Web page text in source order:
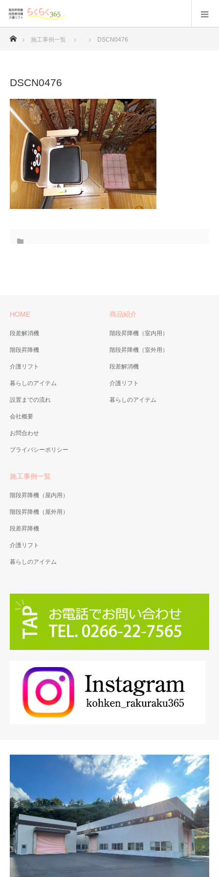
ホーム
施工事例一覧 DSCN0476
DSCN0476
HOME
段差解消機
階段昇降機
介護リフト
暮らしのアイテム
設置までの流れ
会社概要
お問合わせ
プライバシーポリシー
商品紹介
階段昇降機（室内用）
階段昇降機（室外用）
段差解消機
介護リフト
暮らしのアイテム
施工事例一覧
階段昇降機（屋内用）
階段昇降機（屋外用）
段差昇降機
介護リフト
暮らしのアイテム